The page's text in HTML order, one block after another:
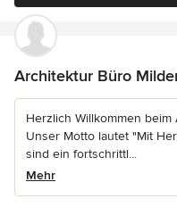
Architektur Büro
Herzlich Willkommen
Unser Motto lautet "Mit
sind ein fortschrittl...
Mehr